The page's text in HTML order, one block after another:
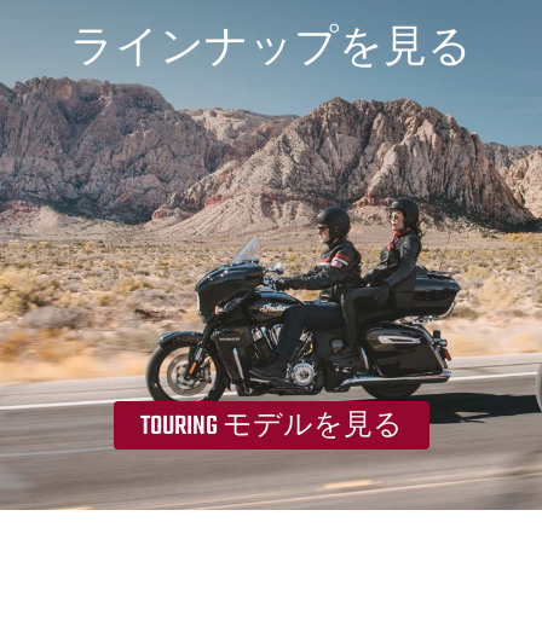
ラインナップを見る
TOURING モデルを見る